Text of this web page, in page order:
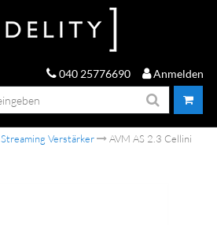
040 25776690 Anmelden
Streaming Verstärker
AVM AS 2.3 Cellini